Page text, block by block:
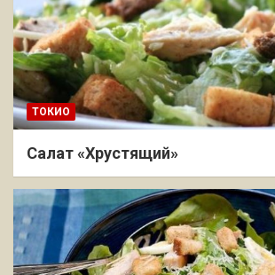
ТОКИО
Салат «Хрустящий»